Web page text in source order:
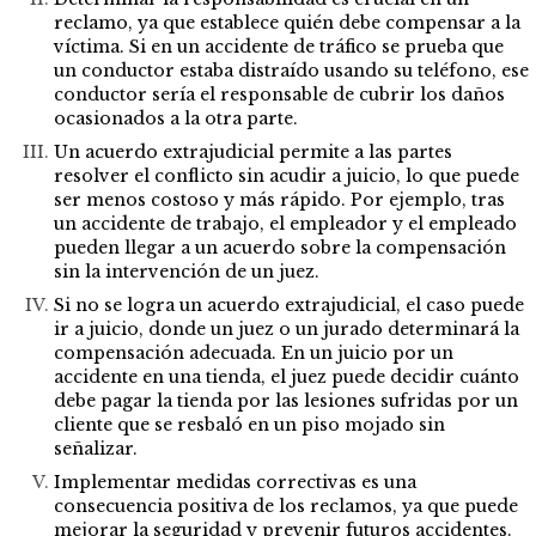
reclamo, ya que establece quién debe compensar a la
víctima. Si en un accidente de tráfico se prueba que
un conductor estaba distraído usando su teléfono, ese
conductor sería el responsable de cubrir los daños
ocasionados a la otra parte.
Un acuerdo extrajudicial permite a las partes
resolver el conflicto sin acudir a juicio, lo que puede
ser menos costoso y más rápido. Por ejemplo, tras
un accidente de trabajo, el empleador y el empleado
pueden llegar a un acuerdo sobre la compensación
sin la intervención de un juez.
Si no se logra un acuerdo extrajudicial, el caso puede
ir a juicio, donde un juez o un jurado determinará la
compensación adecuada. En un juicio por un
accidente en una tienda, el juez puede decidir cuánto
debe pagar la tienda por las lesiones sufridas por un
cliente que se resbaló en un piso mojado sin
señalizar.
Implementar medidas correctivas es una
consecuencia positiva de los reclamos, ya que puede
mejorar la seguridad y prevenir futuros accidentes.